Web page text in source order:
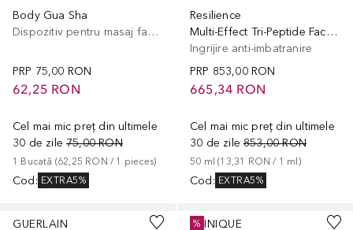
Body Gua Sha
Dispozitiv pentru masaj facial
PRP 75,00 RON
62,25 RON
Cel mai mic preț din ultimele
30 de zile 75,00 RON
1 Bucată (62,25 RON / 1 pieces)
Cod : EXTRA5%
Resilience
Multi-Effect Tri-Peptide Face and Neck Cream SPF15
Ingrijire anti-imbatranire
PRP 853,00 RON
665,34 RON
Cel mai mic preț din ultimele
30 de zile 853,00 RON
50 ml (13,31 RON / 1 ml )
Cod : EXTRA5%
GUERLAIN
CLINIQUE
%